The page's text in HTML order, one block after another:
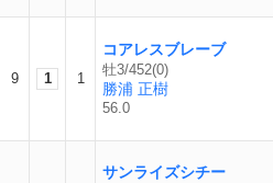
9 1 1
コアレスブレーブ
牡3/452(0)
勝浦 正樹
56.0
サンライズシチー